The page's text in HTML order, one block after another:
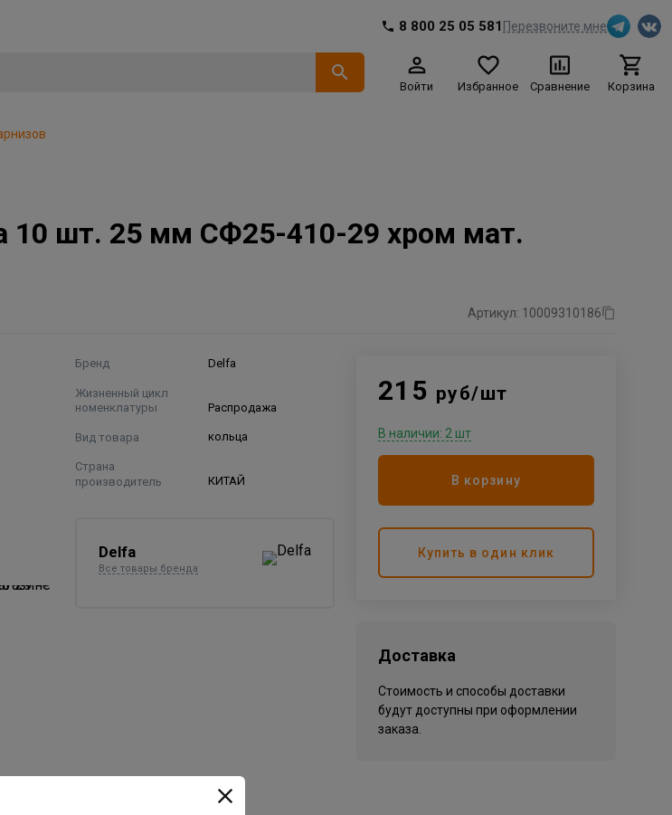
8 800 25 05 581 Перезвоните мне
Войти Избранное Сравнение Корзина
10 шт. 25 мм СФ25-410-29 хром мат.
Артикул: 10009310186
Бренд Delfa
Жизненный цикл
номенклатуры
Распродажа
Вид товара кольца
Страна
производитель
КИТАЙ
Delfa
Все товары бренда
215 руб/шт
В наличии: 2 шт
В корзину
Купить в один клик
Доставка
Стоимость и способы доставки
будут доступны при оформлении
заказа.